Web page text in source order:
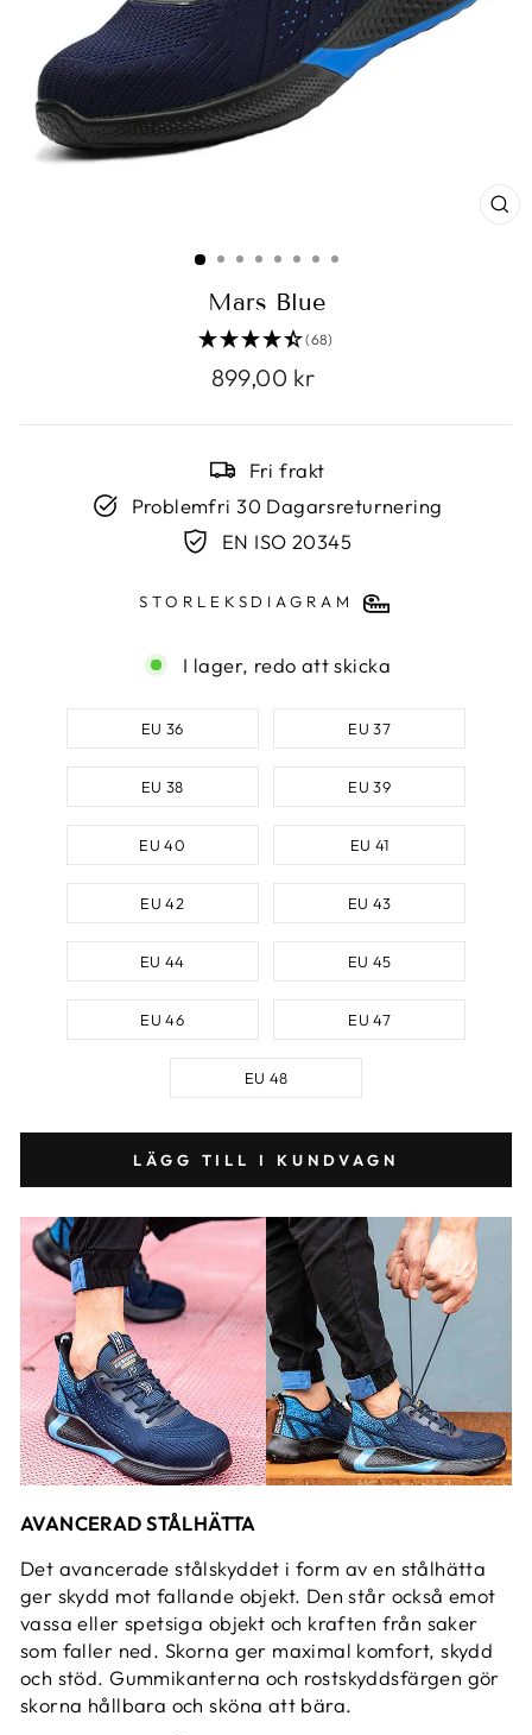
Mars Blue
(68)
Vanligt
899,00 kr
Fri frakt
Problemfri 30 Dagarsreturnering
EN ISO 20345
STORLEKSDIAGRAM
I lager, redo att skicka
SKOSTORLEKEU 36 EU 37
EU 38 EU 39
EU 40 EU 41
EU 42 EU 43
EU 44 EU 45
EU 46 EU 47
EU 48
LÄGG TILL I KUNDVAGN
AVANCERAD STÅLHÄTTA
Det avancerade stålskyddet i form av en stålhätta
ger skydd mot fallande objekt. Den står också emot
vassa eller spetsiga objekt och kraften från saker
som faller ned. Skorna ger maximal komfort, skydd
och stöd. Gummikanterna och rostskyddsfärgen gör
skorna hållbara och sköna att bära.